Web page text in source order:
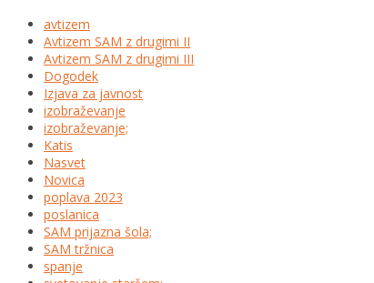
avtizem
Avtizem SAM z drugimi II
Avtizem SAM z drugimi III
Dogodek
Izjava za javnost
izobraževanje
izobraževanje;
Katis
Nasvet
Novica
poplava 2023
poslanica
SAM prijazna šola;
SAM tržnica
spanje